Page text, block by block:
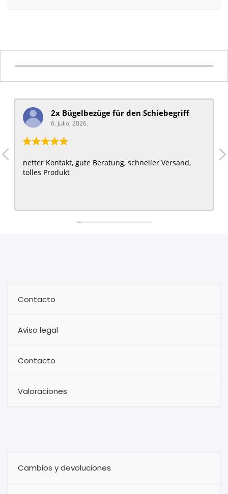
2x Bügelbezüge für ​den Schiebegriff
6. Julio, 2026.
netter Kontakt, gute Beratung, schneller Versand,
tolles Produkt
Contacto
Aviso legal
Contacto
Valoraciones
Cambios y devoluciones